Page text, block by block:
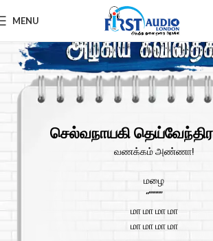
MENU
செல்வநாயகி
வணக்கம் அண்ணா!
மழை
“”””””
மா மா மா மா
மா மா மா மா